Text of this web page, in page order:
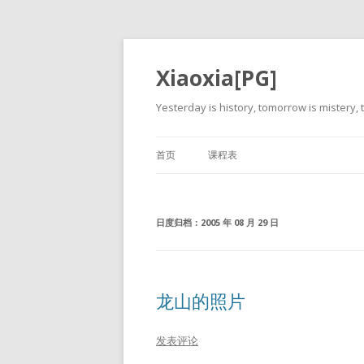
Xiaoxia[PG]
Yesterday is history, tomorrow is mistery,
首页 课程表
日度归档： 2005 年 08 月 29 日
龙山的照片
发表评论